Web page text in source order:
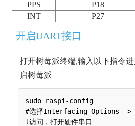
PPS
P18
INT
P27
开启UART接口
打开树莓派终端,输入以下指令
启树莓派
sudo raspi-config
#选择Interfacing Options ->
l访问，打开硬件串口